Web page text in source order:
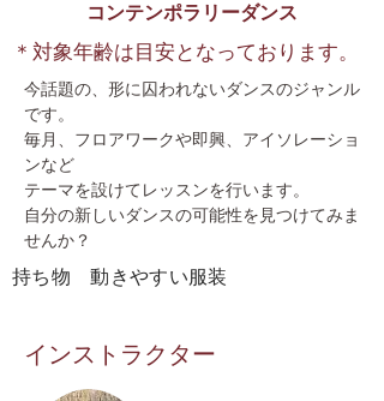
コンテンポラリーダンス
＊対象年齢は目安となっております。
今話題の、形に囚われないダンスのジャンル
です。
毎月、フロアワークや即興、アイソレーショ
ンなど
テーマを設けてレッスンを行います。
自分の新しいダンスの可能性を見つけてみま
せんか？
​持ち物 動きやすい服装
インストラクター